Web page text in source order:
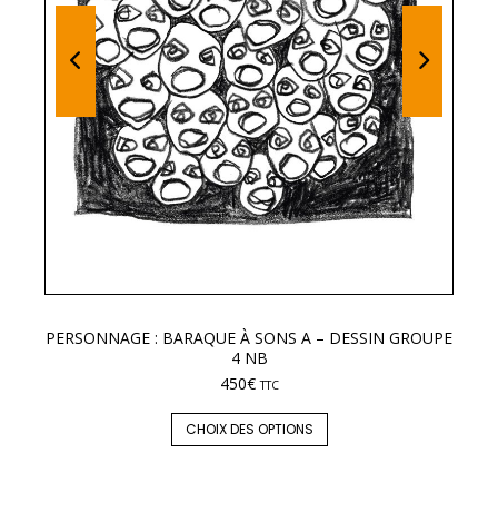
PERSONNAGE : BARAQUE À SONS A – DESSIN GROUPE
4 NB
450€ TTC
CHOIX DES OPTIONS